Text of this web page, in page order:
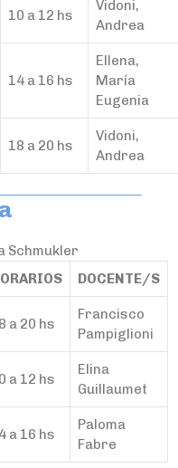
10 a 12 hs
Vidoni,
Andrea
14 a 16 hs
Ellena,
María
Eugenia
18 a 20 hs
Vidoni,
Andrea
Schmukler
DOCENTE/S
a 20 hs
Francisco
Pampiglioni
a 12 hs
Elina
Guillaumet
a 16 hs
Paloma
Fabre